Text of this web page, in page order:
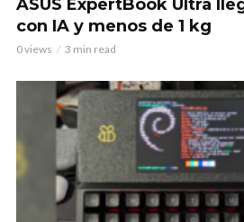
ASUS ExpertBook Ultra
con IA y menos de 1 kg
0 views 3 min read